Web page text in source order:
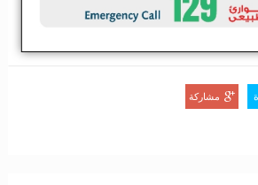
حاليا مدير عام الشئون المالية وعضو
مشاركة